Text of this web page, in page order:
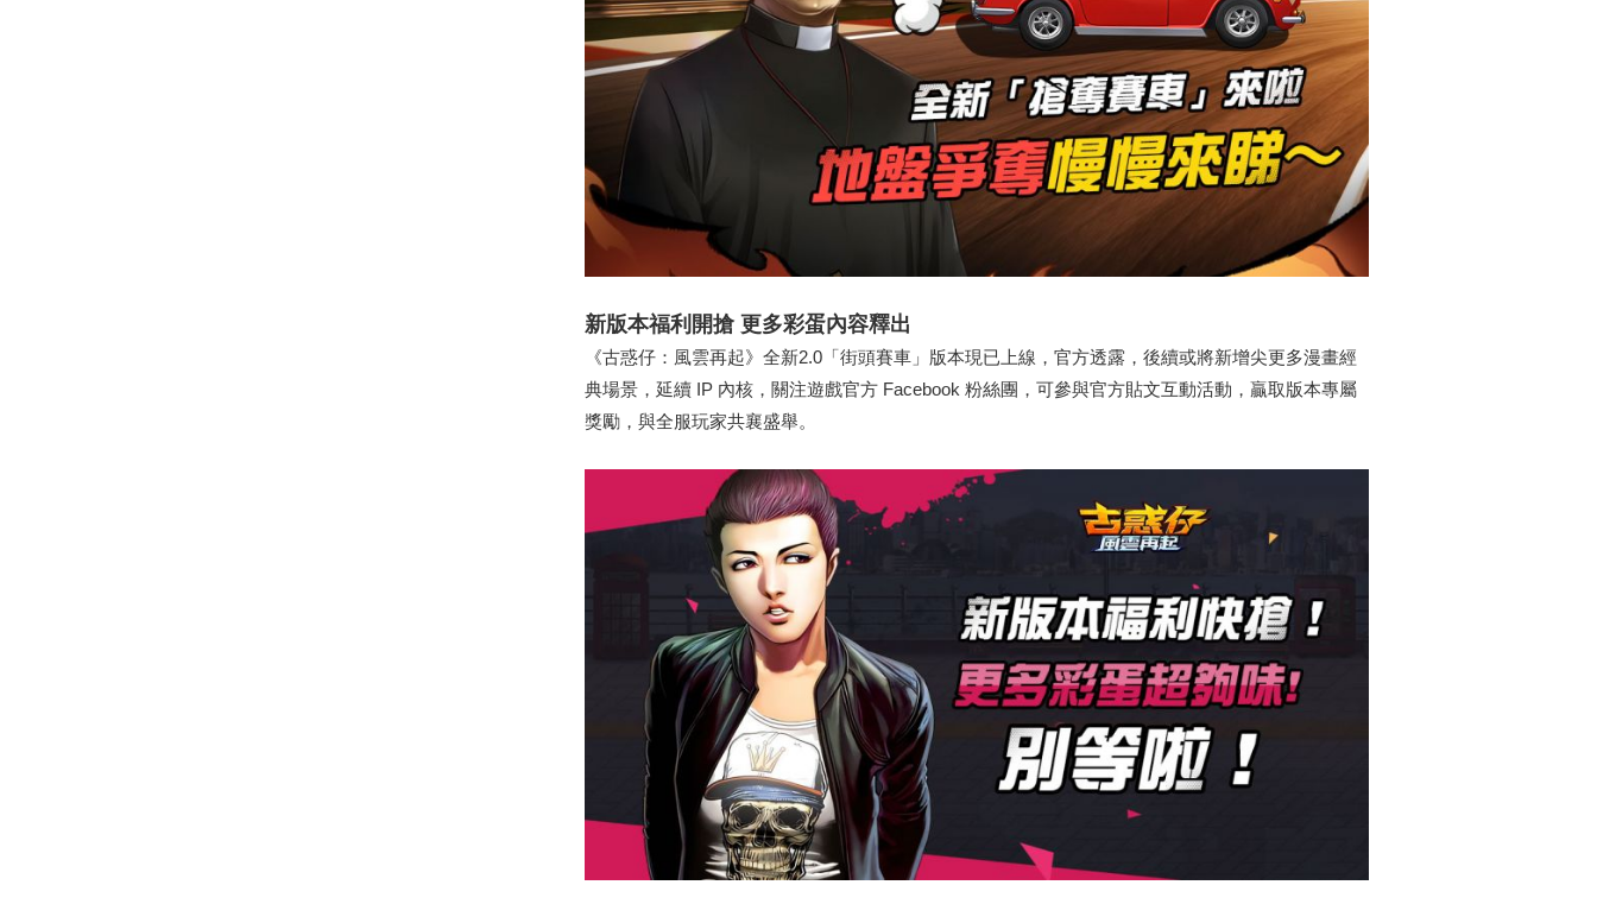
新版本福利 開搶 更多彩蛋內容釋出
《古惑仔：風雲再起》全新2.0「街頭賽車」版本現已上線，官方透露，後續或將新增尖更多漫畫經
典場景，延續 IP 內核，關注遊戲官方 Facebook 粉絲團，可參與官方貼文互動活動，贏取版本專屬
獎勵，與全服玩家共襄盛舉。